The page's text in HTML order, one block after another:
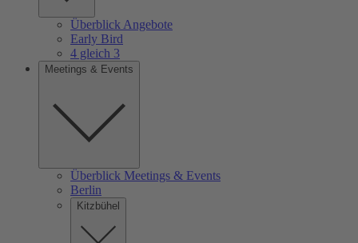
Überblick Angebote
Early Bird
4 gleich 3
Meetings & Events
Überblick Meetings & Events
Berlin
Kitzbühel